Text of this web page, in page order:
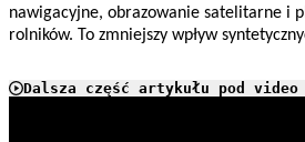
nawigacyjne, obrazowanie satelitarne i
rolników. To zmniejszy wpływ
Dalsza część artykułu pod video